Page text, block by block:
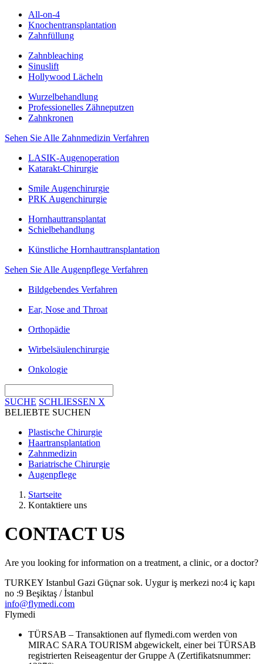
All-on-4
Knochentransplantation
Zahnfüllung
Zahnbleaching
Sinuslift
Hollywood Lächeln
Wurzelbehandlung
Professionelles Zähneputzen
Zahnkronen
Sehen Sie Alle Zahnmedizin Verfahren
LASIK-Augenoperation
Katarakt-Chirurgie
Smile Augenchirurgie
PRK Augenchirurgie
Hornhauttransplantat
Schielbehandlung
Künstliche Hornhauttransplantation
Sehen Sie Alle Augenpflege Verfahren
Bildgebendes Verfahren
Ear, Nose and Throat
Orthopädie
Wirbelsäulenchirurgie
Onkologie
SUCHE SCHLIESSEN X
BELIEBTE SUCHEN
Plastische Chirurgie
Haartransplantation
Zahnmedizin
Bariatrische Chirurgie
Augenpflege
Startseite
Kontaktiere uns
CONTACTUS
Are you looking for information on a treatment, a clinic, or a doctor?
TURKEY Istanbul Gazi Güçnar sok. Uygur iş merkezi no:4 iç kapı
no :9 Beşiktaş / İstanbul
info@flymedi.com
Flymedi
TÜRSAB – Transaktionen auf flymedi.com werden von
MIRAC SARA TOURISM abgewickelt, einer bei TÜRSAB
registrierten Reiseagentur der Gruppe A (Zertifikatsnummer: